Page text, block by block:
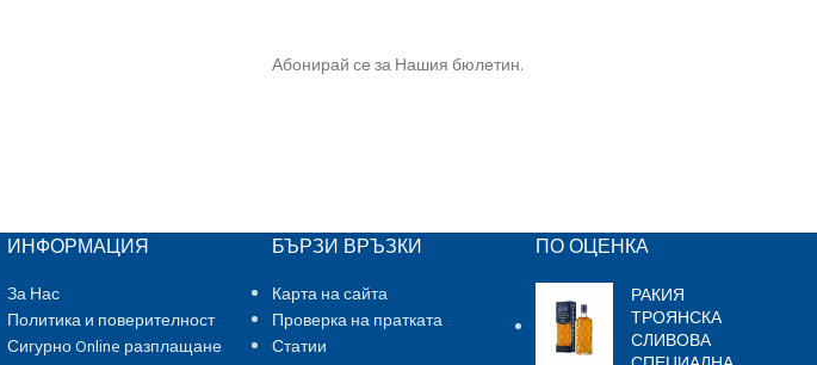
Абонирай се за Нашия бюлетин.
ИНФОРМАЦИЯ
За Нас
Политика и поверителност
Сигурно Online разплащане
БЪРЗИ ВРЪЗКИ
Карта на сайта
Проверка на пратката
Статии
ПО ОЦЕНКА
РАКИЯ
ТРОЯНСКА
СЛИВОВА